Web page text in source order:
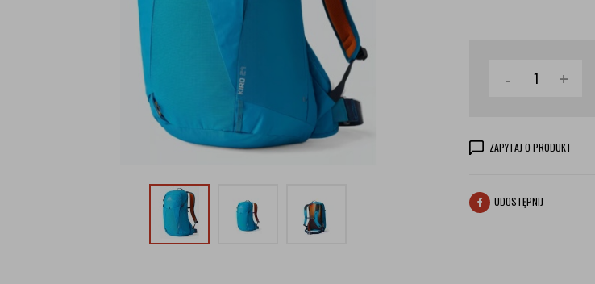
- +
ZAPYTAJ O PRODUKT
UDOSTĘPNIJ